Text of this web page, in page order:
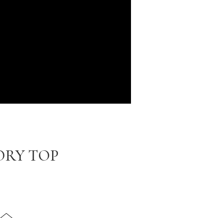
TOP